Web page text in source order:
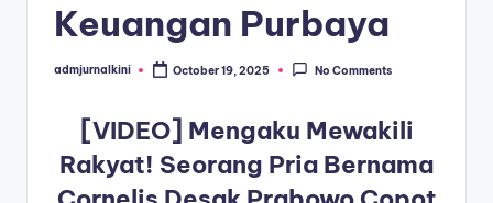
Keuangan Purbaya
Posted
admjurnalkini October 19, 2025 No Comments
[VIDEO] Mengaku Mewakili
Rakyat! Seorang Pria Bernama